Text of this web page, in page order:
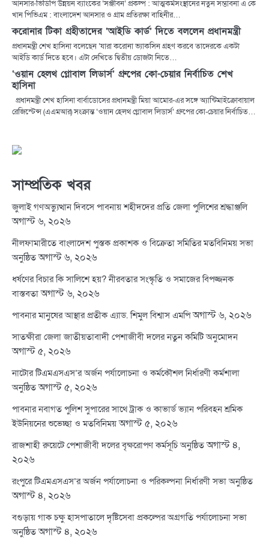
আনসার-ভিডিপি উন্নয়ন ব্যাংকের ‘সঞ্জীবন’ প্রকল্প : আত্মকর্মসংস্থানের নতুন সম্ভাবনা এ কে
খান পিভিএম : বাংলাদেশ আনসার ও গ্রাম প্রতিরক্ষা বাহিনীর…
করোনার টিকা গ্রহীতাদের ‘আইডি কার্ড’ দিতে বললেন প্রধানমন্ত্রী
প্রধানমন্ত্রী শেখ হাসিনা বলেছেন ‘যারা করোনা ভ্যাকসিন গ্রহণ করবে তাদেরকে একটা
আইডি কার্ড দিতে হবে। এটা দেখিতে দ্বিতীয় ডোজটা নিতে…
‘ওয়ান হেলথ গ্লোবাল লিডার্স’ গ্রুপের কো-চেয়ার নির্বাচিত শেখ
হাসিনা
প্রধানমন্ত্রী শেখ হাসিনা বার্বাডোসের প্রধানমন্ত্রী মিয়া আমোর-এর সঙ্গে অ্যান্টিমাইক্রোবায়াল
রেজিস্টেন্স (এএমআর) সংক্রান্ত ‘ওয়ান হেলথ গ্লোবাল লিডার্স’ গ্রুপের কো-চেয়ার নির্বাচিত…
সাম্প্রতিক খবর
জুলাই গণঅভ্যুত্থান দিবসে পাবনায় শহীদদের প্রতি জেলা পুলিশের শ্রদ্ধাঞ্জলি
অগাস্ট ৬, ২০২৬
নীলফামারীতে বাংলাদেশ পুস্তক প্রকাশক ও বিক্রেতা সমিতির মতবিনিময় সভা
অনুষ্ঠিত অগাস্ট ৬, ২০২৬
ধর্ষণের বিচার কি সালিশে হয়? নীরবতার সংস্কৃতি ও সমাজের বিপজ্জনক
বাস্তবতা অগাস্ট ৬, ২০২৬
পাবনার মানুষের আস্থার প্রতীক এ্যাড. শিমুল বিশ্বাস এমপি অগাস্ট ৬, ২০২৬
সাতক্ষীরা জেলা জাতীয়তাবাদী পেশাজীবী দলের নতুন কমিটি অনুমোদন
অগাস্ট ৫, ২০২৬
নাটোর টিএমএসএস’র অর্জন পর্যালোচনা ও কর্মকৌশল নির্ধারণী কর্মশালা
অনুষ্ঠিত অগাস্ট ৫, ২০২৬
পাবনার নবাগত পুলিশ সুপারের সাথে ট্রাক ও কাভার্ড ভ্যান পরিবহন শ্রমিক
ইউনিয়নের শুভেচ্ছা ও মতবিনিময় অগাস্ট ৫, ২০২৬
রাজশাহী রুয়েটে পেশাজীবী দলের বৃক্ষরোপণ কর্মসূচি অনুষ্ঠিত অগাস্ট ৪,
২০২৬
রংপুরে টিএমএসএস’র অর্জন পর্যালোচনা ও পরিকল্পনা নির্ধারণী সভা অনুষ্ঠিত
অগাস্ট ৪, ২০২৬
বগুড়ায় গাক চক্ষু হাসপাতালে দৃষ্টিসেবা প্রকল্পের অগ্রগতি পর্যালোচনা সভা
অনুষ্ঠিত অগাস্ট ৪, ২০২৬